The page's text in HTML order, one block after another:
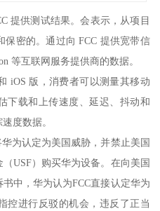
提供测试结果。会表示，从项目
密的。通过向 FCC 提供宽带信
等互联网服务提供商的数据。
iOS 版，消费者可以测量其移动
下载和上传速度、延迟、抖动和
度数据。
为认定为美国威胁，并禁止美国
USF）购买华为设备。在向美国
中，华为认为FCC直接认定华为
控进行反驳的机会，违反了正当